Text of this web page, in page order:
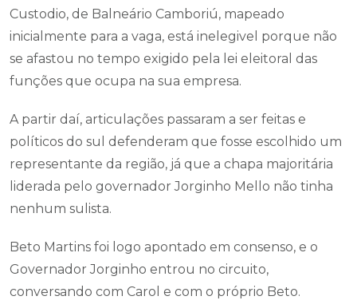
Custodio, de Balneário Camboriú, mapeado
inicialmente para a vaga, está inelegivel porque não
se afastou no tempo exigido pela lei eleitoral das
funções que ocupa na sua empresa.
A partir daí, articulações passaram a ser feitas e
políticos do sul defenderam que fosse escolhido um
representante da região, já que a chapa majoritária
liderada pelo governador Jorginho Mello não tinha
nenhum sulista.
Beto Martins foi logo apontado em consenso, e o
Governador Jorginho entrou no circuito,
conversando com Carol e com o próprio Beto.